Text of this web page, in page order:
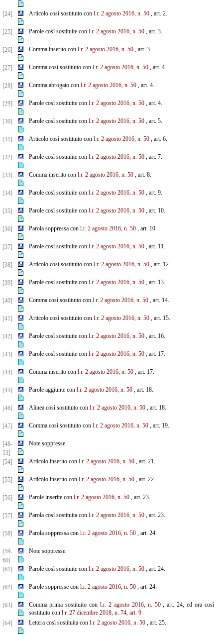
[24] Articolo così sostituito con l.r. 2 agosto 2016, n. 50, art. 2.
[25] Parole così sostituite con l.r. 2 agosto 2016, n. 50, art. 3.
[26] Comma inserito con l.r. 2 agosto 2016, n. 50, art. 3.
[27] Comma così sostituito con l.r. 2 agosto 2016, n. 50, art. 4.
[28] Comma abrogato con l.r. 2 agosto 2016, n. 50, art. 4.
[29] Parole così sostituite con l.r. 2 agosto 2016, n. 50, art. 4.
[30] Parole così sostituite con l.r. 2 agosto 2016, n. 50, art. 5.
[31] Articolo così sostituito con l.r. 2 agosto 2016, n. 50, art. 6.
[32] Parole così sostituite con l.r. 2 agosto 2016, n. 50, art. 7.
[33] Comma inserito con l.r. 2 agosto 2016, n. 50, art. 8.
[34] Parole così sostituite con l.r. 2 agosto 2016, n. 50, art. 9.
[35] Parole così sostituite con l.r. 2 agosto 2016, n. 50, art. 10.
[36] Parola soppressa con l.r. 2 agosto 2016, n. 50, art. 10.
[37] Parole così sostituite con l.r. 2 agosto 2016, n. 50, art. 11.
[38] Articolo così sostituito con l.r. 2 agosto 2016, n. 50, art. 12.
[39] Parole così sostituite con l.r. 2 agosto 2016, n. 50, art. 13.
[40] Comma così sostituito con l.r. 2 agosto 2016, n. 50, art. 14.
[41] Articolo così sostituito con l.r. 2 agosto 2016, n. 50, art. 15.
[42] Parole così sostituite con l.r. 2 agosto 2016, n. 50, art. 16.
[43] Parole così sostituite con l.r. 2 agosto 2016, n. 50, art. 17.
[44] Comma inserito con l.r. 2 agosto 2016, n. 50, art. 17.
[45] Parole aggiunte con l.r. 2 agosto 2016, n. 50, art. 18.
[46] Alinea così sostituito con l.r. 2 agosto 2016, n. 50, art. 18.
[47] Comma così sostituito con l.r. 2 agosto 2016, n. 50, art. 19.
[48-
53]
Note soppresse.
[54] Articolo inserito con l.r. 2 agosto 2016, n. 50, art. 21.
[55] Articolo inserito con l.r. 2 agosto 2016, n. 50, art. 22.
[56] Parole inserite con l.r. 2 agosto 2016, n. 50, art. 23.
[57] Parola così sostituita con l.r. 2 agosto 2016, n. 50, art. 23.
[58] Parola soppressa con l.r. 2 agosto 2016, n. 50, art. 24.
[59-
60]
Note soppresse.
[61] Parole così sostituite con l.r. 2 agosto 2016, n. 50, art. 24.
[62] Parole soppresse con l.r. 2 agosto 2016, n. 50, art. 24.
[63] Comma prima sostituito conl.r. 2 agosto 2016, n. 50, art. 24, ed ora così
sostituito con l.r. 27 dicembre 2018, n. 74, art. 9.
[64]
Lettera così sostituita con l.r. 2 agosto 2016, n. 50, art. 25.